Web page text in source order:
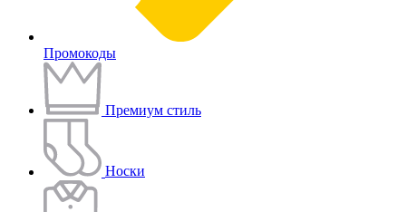
Промокоды
Премиум стиль
Носки